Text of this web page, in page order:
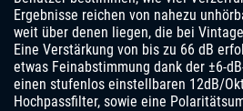
Ergebnisse reichen von nahezu
weit über denen liegen, die bei
Eine Verstärkung von bis zu 66 dB
etwas Feinabstimmung dank der ±6-
einen stufenlos einstellbaren 12dB/
Hochpassfilter, sowie eine